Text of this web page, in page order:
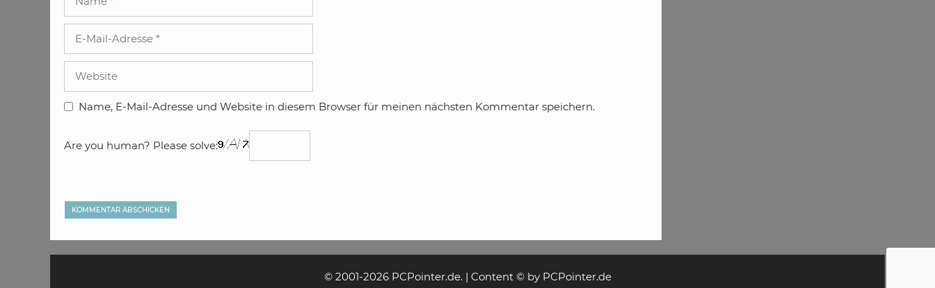
Adresse
Name, E-Mail-Adresse und Website in diesem Browser für meinen nächsten Kommentar speichern.
Are you human? Please solve:
© 2001-2026 PCPointer.de. | Content © by PCPointer.de